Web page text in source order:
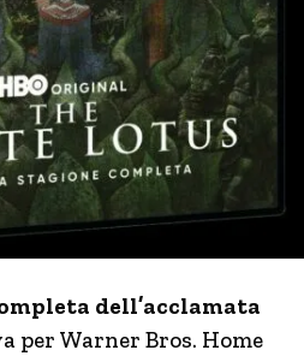
dell’acclamata
per Warner Bros. Home